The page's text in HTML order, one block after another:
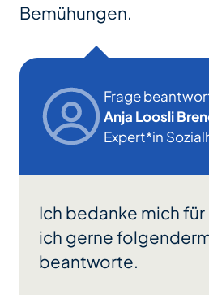
Bemühungen.
Frage
Anja Loosli
Expert*in
Ich bedanke mich für
ich gerne
beantworte.